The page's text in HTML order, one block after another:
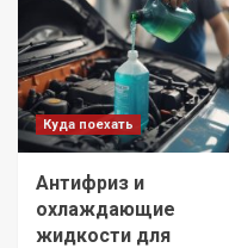
Куда поехать
Антифриз и
охлаждающие
жидкости для